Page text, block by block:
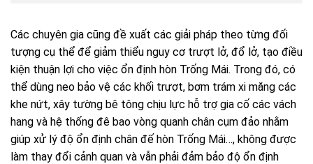
Các chuyên gia cũng đề xuất các giải pháp theo từng đối
tượng cụ thể để giảm thiểu nguy cơ trượt lở, đổ lở, tạo điều
kiện thuận lợi cho việc ổn định hòn Trống Mái. Trong đó, có
thể dùng neo bảo vệ các khối trượt, bơm trám xi măng các
khe nứt, xây tường bê tông chịu lực hỗ trợ gia cố các vách
hang và hệ thống đê bao vòng quanh chân cụm đảo nhằm
giúp xử lý độ ổn định chân đế hòn Trống Mái…, không được
làm thay đổi cảnh quan và vẫn phải đảm bảo độ ổn định